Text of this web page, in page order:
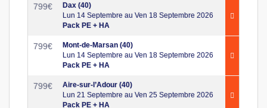
799€
Dax (40)
Lun 14 Septembre au Ven 18 Septembre 2026
Pack PE + HA
799€
Mont-de-Marsan (40)
Lun 14 Septembre au Ven 18 Septembre 2026
Pack PE + HA
799€
Aire-sur-l’Adour (40)
Lun 21 Septembre au Ven 25 Septembre 2026
Pack PE + HA